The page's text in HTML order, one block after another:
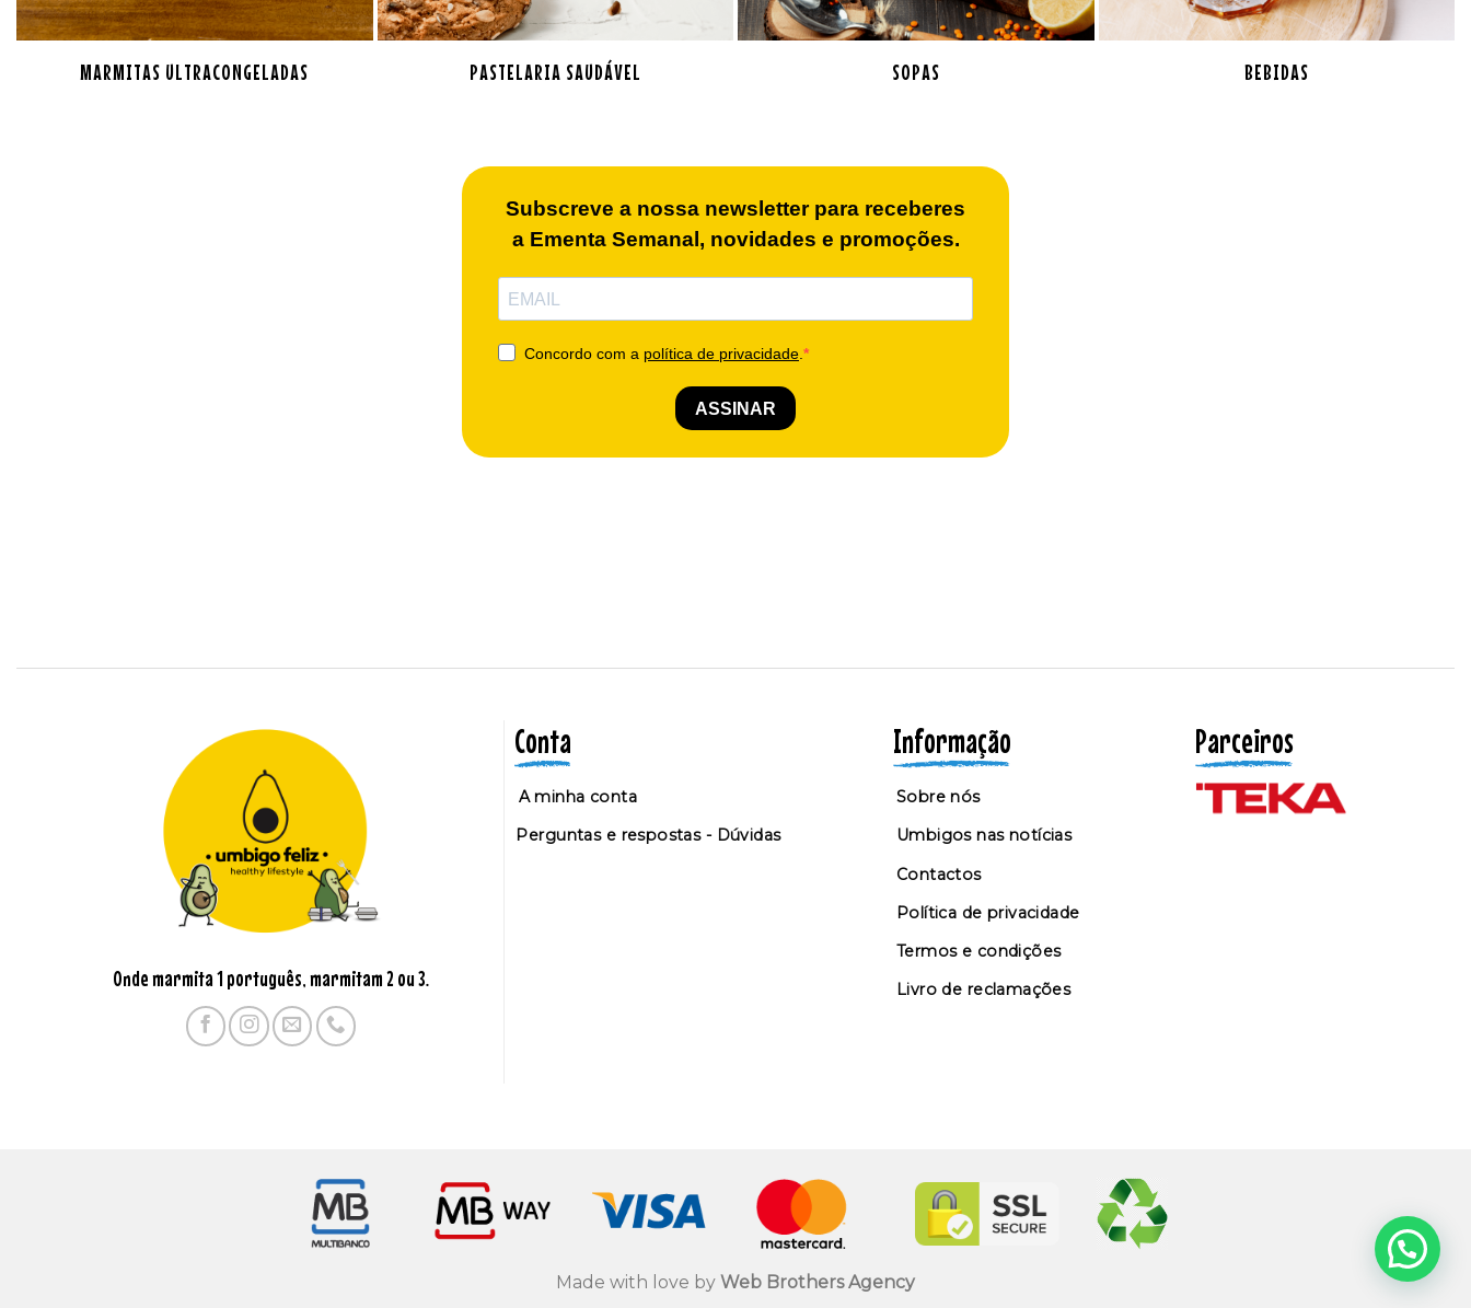
MARMITAS ULTRACONGELADAS PASTELARIA SAUDÁVEL SOPAS BEBIDAS
Onde marmita 1 português, marmitam 2 ou 3.
Conta
A minha conta
Perguntas e respostas - Dúvidas
Informação
Sobre nós
Umbigos nas notícias
Contactos
Política de privacidade
Termos e condições
Livro de reclamações
Parceiros
Made with love by Web Brothers Agency